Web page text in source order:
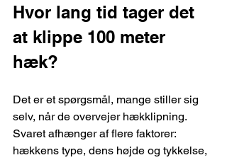
Hvor lang tid tager det
at klippe 100 meter
hæk?
Det er et spørgsmål, mange stiller sig
selv, når de overvejer hækklipning.
Svaret afhænger af flere faktorer:
hækkens type, dens højde og tykkelse,